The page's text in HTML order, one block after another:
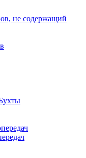
не содержащий